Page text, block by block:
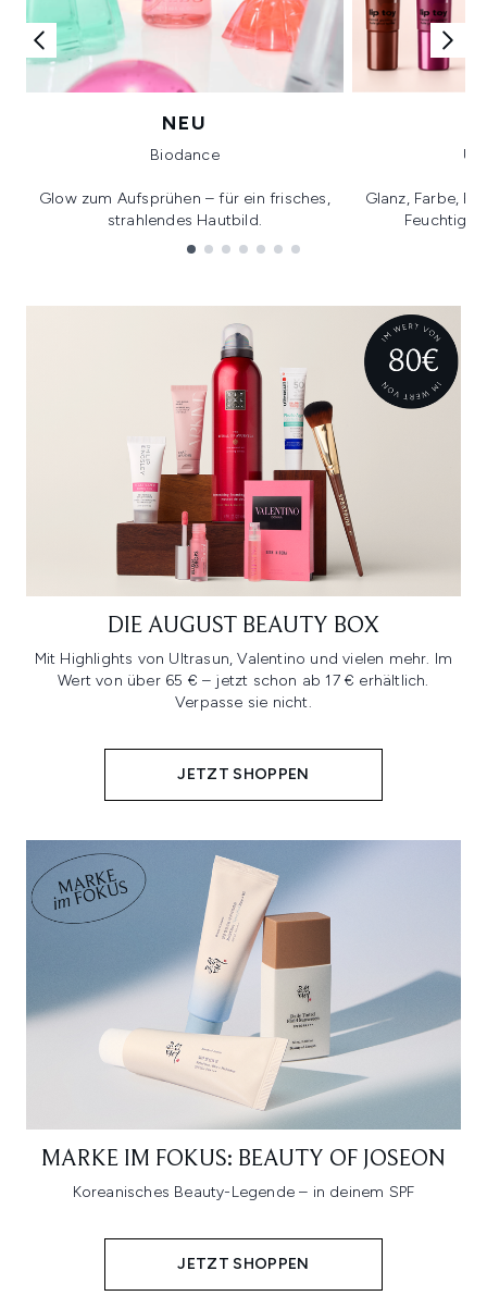
NEU
Biodance
Glow zum Aufsprühen – für ein frisches,
strahlendes Hautbild.
Glanz, Farbe,
DIE AUGUST BEAUTY BOX
Mit Highlights von Ultrasun, Valentino und vielen mehr. Im
Wert von über 65 € – jetzt schon ab 17 € erhältlich.
Verpasse sie nicht.
JETZT SHOPPEN
MARKE IM FOKUS: BEAUTY OF JOSEON
Koreanisches Beauty-Legende – in deinem SPF
JETZT SHOPPEN